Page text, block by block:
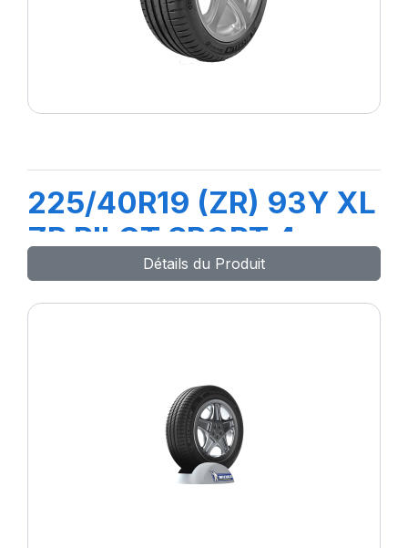
225/40R19 (ZR) 93Y XL
ZP PILOT SPORT 4
Détails du Produit